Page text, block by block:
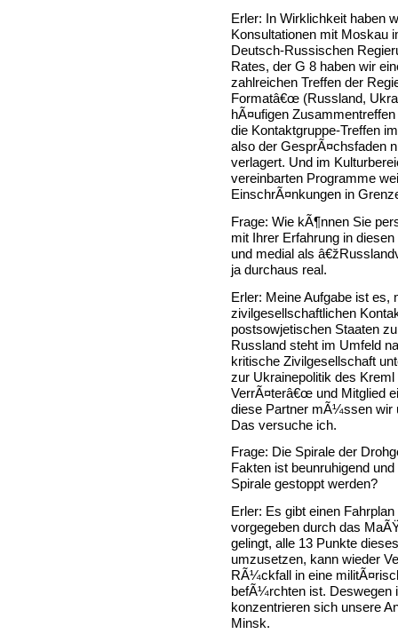
Erler: In Wirklichkeit haben
Konsultationen mit Moskau
Deutsch-Russischen
Rates, der G 8 haben wir
zahlreichen Treffen der
Formatâ€œ (Russland,
hÃ¤ufigen
die Kontaktgruppe-Treffen
also der GesprÃ¤chsfaden
verlagert. Und im
vereinbarten Programme
EinschrÃ¤nkungen in
Frage: Wie kÃ¶nnen Sie
mit Ihrer Erfahrung in
und medial als
ja durchaus real.
Erler: Meine Aufgabe ist es,
zivilgesellschaftlichen
postsowjetischen Staaten
Russland steht im Umfeld
kritische Zivilgesellschaft
zur Ukrainepolitik des
VerrÃ¤terâ€œ und Mitglied
diese Partner mÃ¼ssen wir
Das versuche ich.
Frage: Die Spirale der
Fakten ist beunruhigend
Spirale gestoppt werden?
Erler: Es gibt einen
vorgegeben durch das
gelingt, alle 13 Punkte
umzusetzen, kann wieder
RÃ¼ckfall in eine
befÃ¼rchten ist. Deswegen
konzentrieren sich unsere
Minsk.